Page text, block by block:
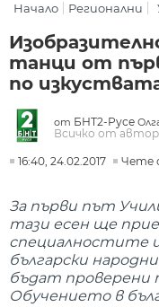
Начало Регионални
танци от
по
от БНТ2-Русе
Всичко от
16:40, 24.02.2017 Чете
За първи път
тази есен ще
специалностите
български
бъдат проверени
Обучението в